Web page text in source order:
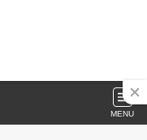
MENU